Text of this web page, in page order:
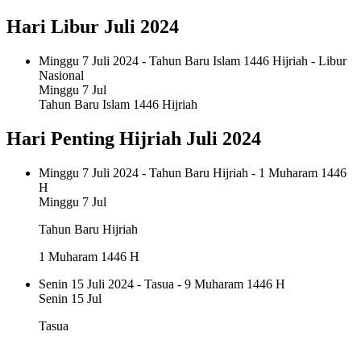
Hari Libur Juli 2024
Minggu 7 Juli 2024 - Tahun Baru Islam 1446 Hijriah - Libur
Nasional
Minggu 7 Jul
Tahun Baru Islam 1446 Hijriah
Hari Penting Hijriah Juli 2024
Minggu 7 Juli 2024 - Tahun Baru Hijriah - 1 Muharam 1446
H
Minggu 7 Jul
Tahun Baru Hijriah
1 Muharam 1446 H
Senin 15 Juli 2024 - Tasua - 9 Muharam 1446 H
Senin 15 Jul
Tasua